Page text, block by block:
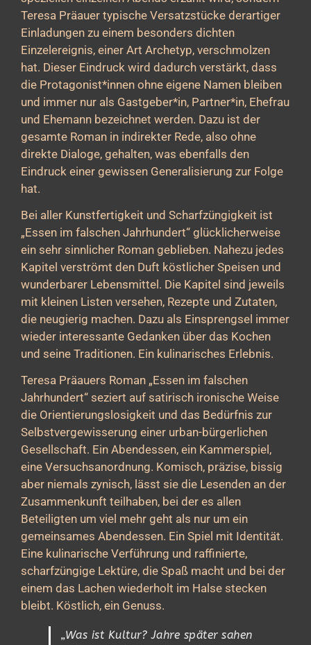
Teresa Präauer typische Versatzstücke derartiger
Einladungen zu einem besonders dichten
Einzelereignis, einer Art Archetyp, verschmolzen
hat. Dieser Eindruck wird dadurch verstärkt, dass
die Protagonist*innen ohne eigene Namen bleiben
und immer nur als Gastgeber*in, Partner*in, Ehefrau
und Ehemann bezeichnet werden. Dazu ist der
gesamte Roman in indirekter Rede, also ohne
direkte Dialoge, gehalten, was ebenfalls den
Eindruck einer gewissen Generalisierung zur Folge
hat.
Bei aller Kunstfertigkeit und Scharfzüngigkeit ist
„Essen im falschen Jahrhundert“ glücklicherweise
ein sehr sinnlicher Roman geblieben. Nahezu jedes
Kapitel verströmt den Duft köstlicher Speisen und
wunderbarer Lebensmittel. Die Kapitel sind jeweils
mit kleinen Listen versehen, Rezepte und Zutaten,
die neugierig machen. Dazu als Einsprengsel immer
wieder interessante Gedanken über das Kochen
und seine Traditionen. Ein kulinarisches Erlebnis.
Teresa Präauers Roman „Essen im falschen
Jahrhundert“ seziert auf satirisch ironische Weise
die Orientierungslosigkeit und das Bedürfnis zur
Selbstvergewisserung einer urban-bürgerlichen
Gesellschaft. Ein Abendessen, ein Kammerspiel,
eine Versuchsanordnung. Komisch, präzise, bissig
aber niemals zynisch, lässt sie die Lesenden an der
Zusammenkunft teilhaben, bei der es allen
Beteiligten um viel mehr geht als nur um ein
gemeinsames Abendessen. Ein Spiel mit Identität.
Eine kulinarische Verführung und raffinierte,
scharfzüngige Lektüre, die Spaß macht und bei der
einem das Lachen wiederholt im Halse stecken
bleibt. Köstlich, ein Genuss.
„Was ist Kultur? Jahre später sahen